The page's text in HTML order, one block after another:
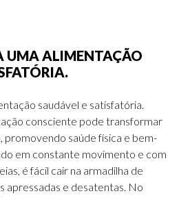
UMA ALIMENTAÇÃO
saudável e satisfatória.
consciente pode transformar
promovendo saúde física e bem-
em constante movimento e com
é fácil cair na armadilha de
apressadas e desatentas. No